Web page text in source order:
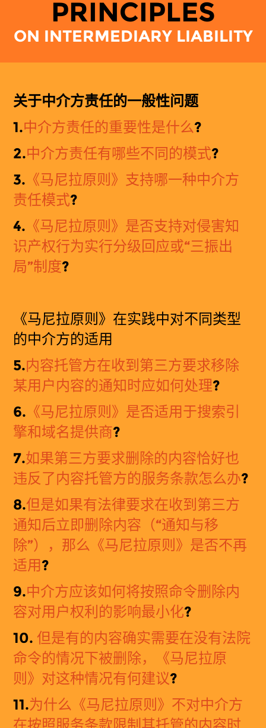
PRINCIPLES
ON INTERMEDIARY LIABILITY
关于中介方责任的一般性问题
1.中介方责任的重要性是什么?
2.中介方责任有哪些不同的模式?
3. 《马尼拉原则 》支持哪一种中介方
责任模式?
4. 《马尼拉原则 》是否支持对侵害知
识产权行为实行分级回应或“三振出
局”制度?
《马尼拉原则》在实践中对不同类型
的中介方的适用
5.内容托管方在收到第三方要求移除
某用户内容的通知时应如何处理?
6. 《马尼拉原则 》是否适用于搜索引
擎和域名提供商?
7.如果第三方要求删除的内容恰好也
违反了内容托管方的服务条款怎么办?
8.但是如果有法律要求在收到第三方
通知后立即删除内容（“通知与移
除”），那么《马尼拉原则》是否不再
适用?
9.中介方应该如何将按照命令删除内
容对用户权利的影响最小化?
10. 但是有的内容确实需要在没有法院
命令的情况下被删除，《马尼拉原
则》对这种情况有何建议?
11.为什么 《马尼拉原则》不对中介方